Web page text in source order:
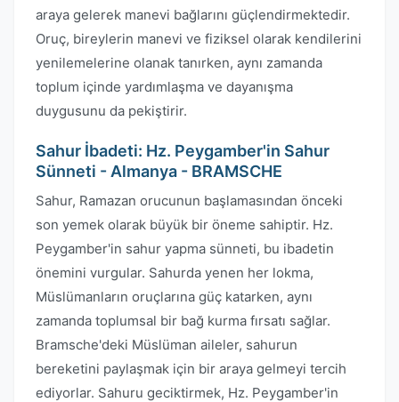
araya gelerek manevi bağlarını güçlendirmektedir.
Oruç, bireylerin manevi ve fiziksel olarak kendilerini
yenilemelerine olanak tanırken, aynı zamanda
toplum içinde yardımlaşma ve dayanışma
duygusunu da pekiştirir.
Sahur İbadeti: Hz. Peygamber'in Sahur
Sünneti - Almanya - BRAMSCHE
Sahur, Ramazan orucunun başlamasından önceki
son yemek olarak büyük bir öneme sahiptir. Hz.
Peygamber'in sahur yapma sünneti, bu ibadetin
önemini vurgular. Sahurda yenen her lokma,
Müslümanların oruçlarına güç katarken, aynı
zamanda toplumsal bir bağ kurma fırsatı sağlar.
Bramsche'deki Müslüman aileler, sahurun
bereketini paylaşmak için bir araya gelmeyi tercih
ediyorlar. Sahuru geciktirmek, Hz. Peygamber'in